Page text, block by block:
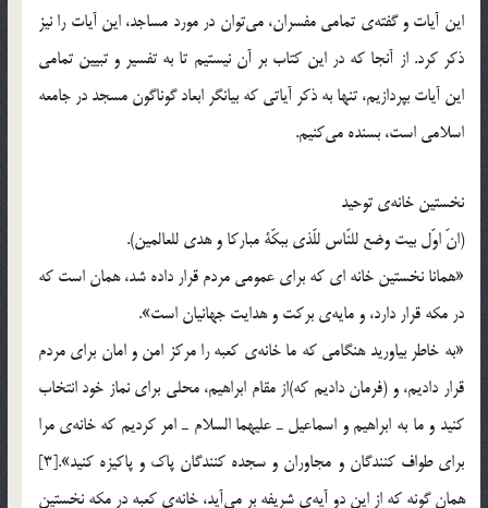
اين آيات و گفته‎ي تمامي مفسران، مي‌توان در مورد مساجد، اين آيات را نيز
ذكر كرد. از آنجا كه در اين كتاب بر آن نيستيم تا به تفسير و تبيين تمامي
اين آيات بپردازيم، تنها به ذكر آياتي كه بيانگر ابعاد گوناگون مسجد در جامعه
اسلامي است، بسنده مي‌كنيم.
نخستين خانه‎ي توحيد
(انّ اوّل بيت وضع للنّاس للّذي ببكّة مباركا و هدي للعالمين).
«همانا نخستين خانه اي كه براي عمومي مردم قرار داده شد، همان است كه
در مكه قرار دارد، و مايه‎ي بركت و هدايت جهانيان است».
«به خاطر بياوريد هنگامي كه ما خانه‎ي كعبه را مركز امن و امان براي مردم
قرار داديم، و (فرمان داديم كه)از مقام ابراهيم، محلي براي نماز خود انتخاب
كنيد و ما به ابراهيم و اسماعيل ـ عليهما السلام ـ امر كرديم كه خانه‎ي مرا
براي طواف كنندگان و مجاوران و سجده كنندگان پاك و پاكيزه كنيد».[3]
همان گونه كه از اين دو آيه‎ي شريفه بر مي‌آيد، خانه‎ي كعبه در مكه نخستين